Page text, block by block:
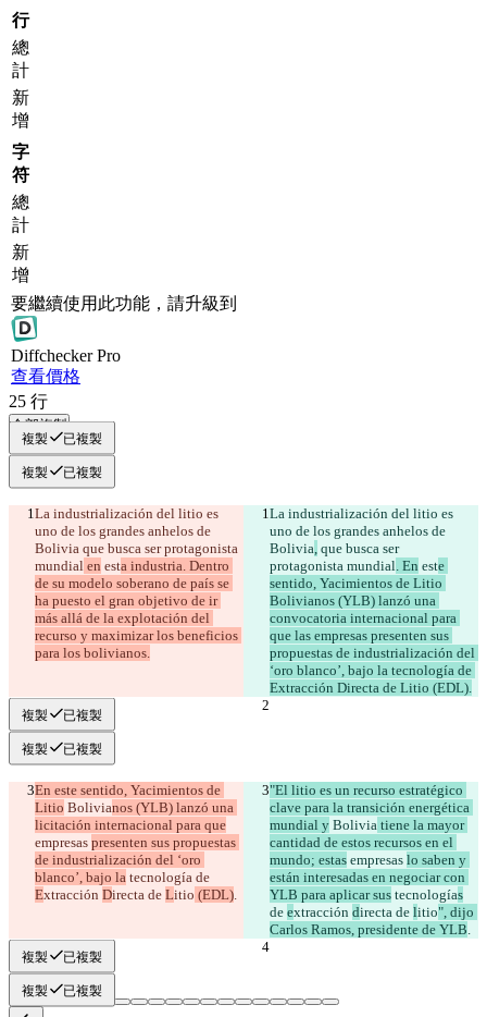
行
總
計
新
增
字
符
總
計
新
增
要繼續使用此功能，請升級到
DiffcheckerPro
查看價格
25 行
全部複製
複製 已複製
複製 已複製
La industrialización del litio es
uno de los grandes anhelos de
Bolivia que busca ser protagonista
mundial en esta industria. Dentro
de su modelo soberano de país se
ha puesto el gran objetivo de ir
más allá de la explotación del
recurso y maximizar los beneficios
para los bolivianos.
La industrialización del litio es
uno de los grandes anhelos de
Bolivia, que busca ser
protagonista mundial. En este
sentido, Yacimientos de Litio
Bolivianos (YLB) lanzó una
convocatoria internacional para
que las empresas presenten sus
propuestas de industrialización del
‘oro blanco’, bajo la tecnología de
Extracción Directa de Litio (EDL).
複製 已複製
複製 已複製
En este sentido, Yacimientos de
Litio Bolivianos (YLB) lanzó una
licitación internacional para que
empresas presenten sus propuestas
de industrialización del ‘oro
blanco’, bajo la tecnología de
Extracción Directa de Litio (EDL).
"El litio es un recurso estratégico
clave para la transición energética
mundial y Bolivia tiene la mayor
cantidad de estos recursos en el
mundo; estas empresas lo saben y
están interesadas en negociar con
YLB para aplicar sus tecnologías
de extracción directa de litio", dijo
Carlos Ramos, presidente de YLB.
複製 已複製
複製 已複製